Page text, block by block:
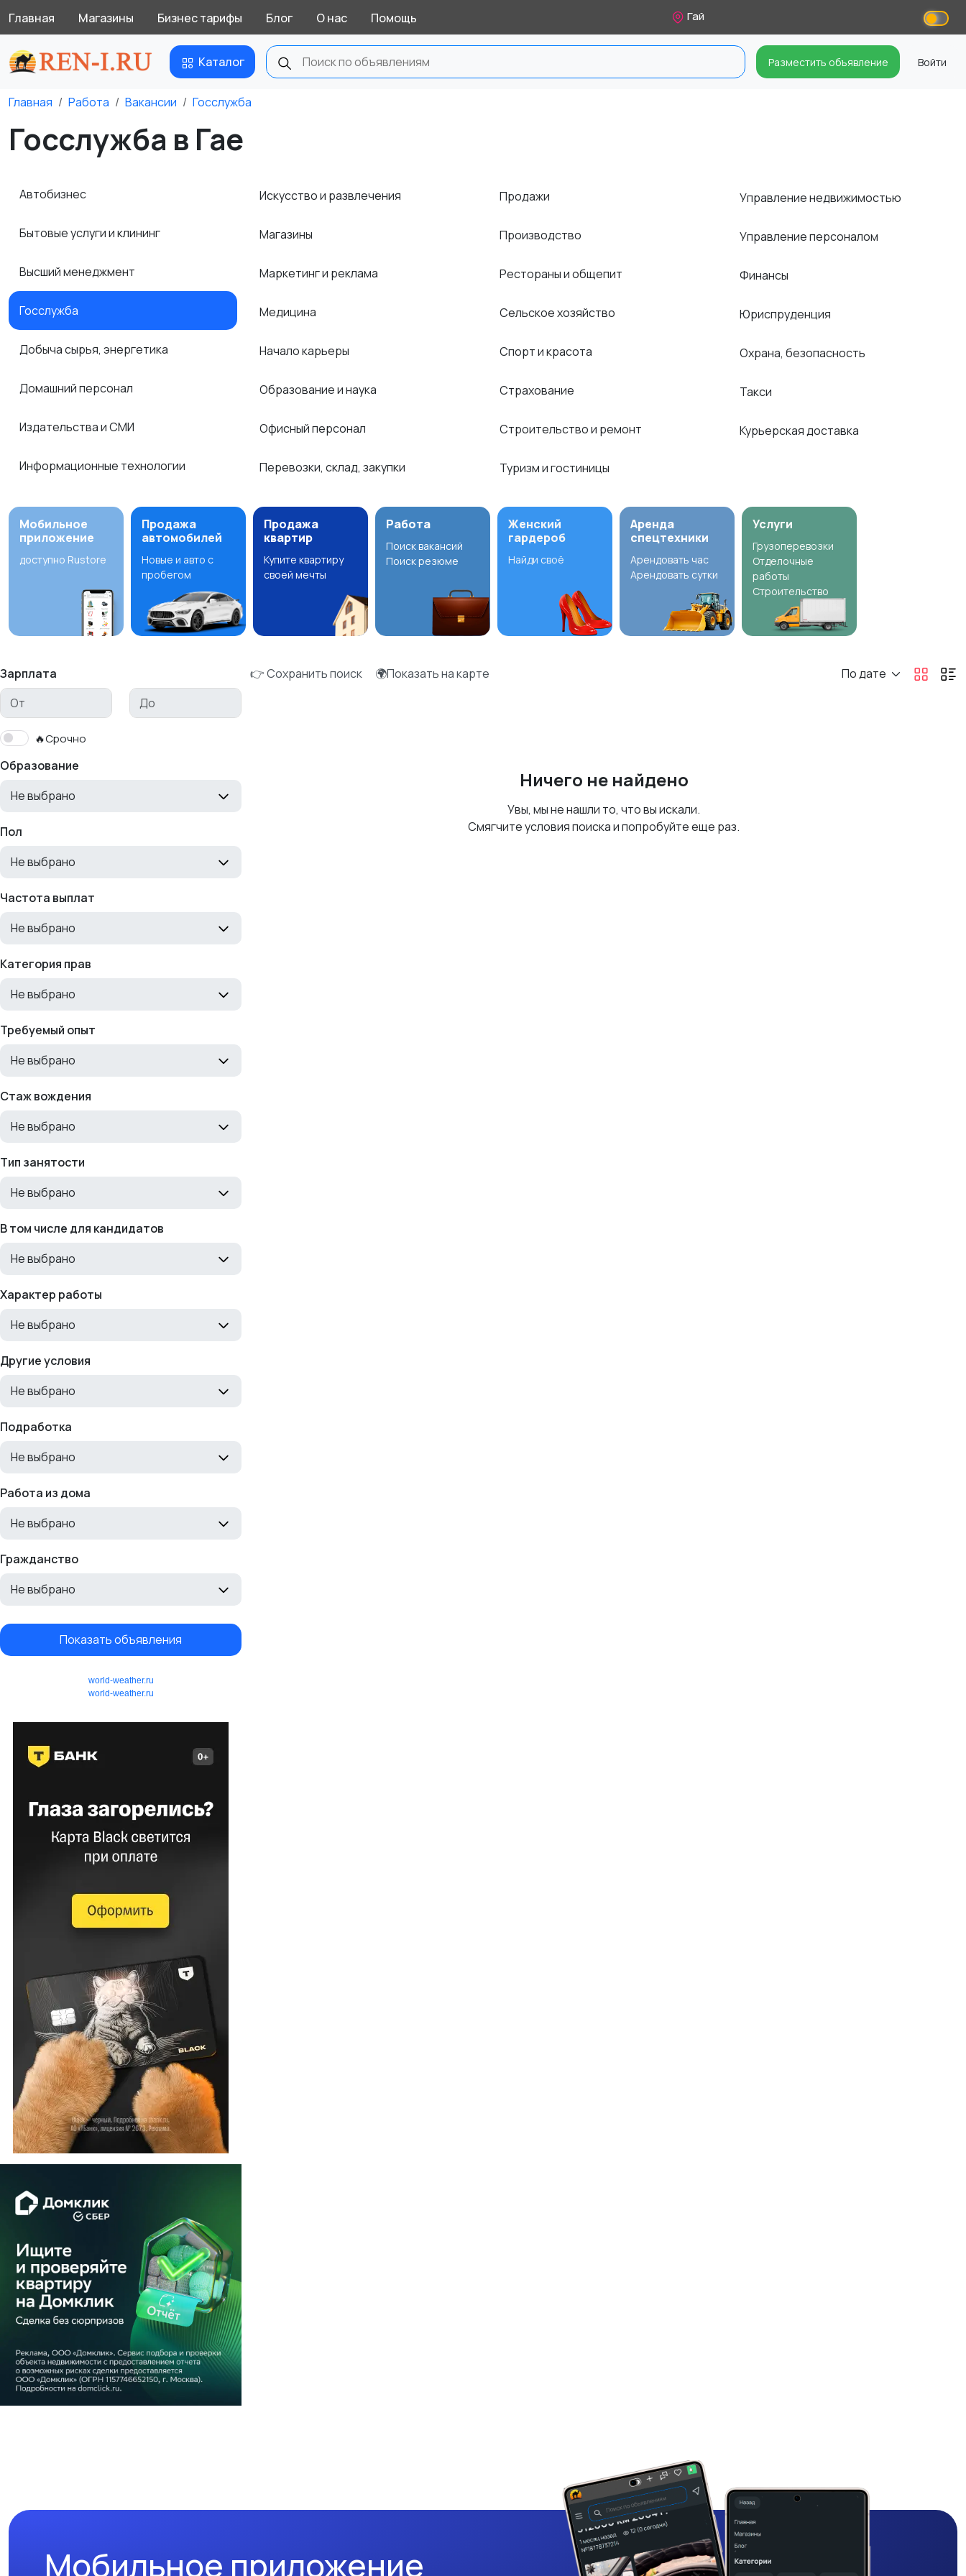
Главная Магазины Бизнес тарифы Блог О нас Помощь Гай
Каталог Разместить объявление Войти
Главная Работа Вакансии Госслужба
Госслужба в Гае
Автобизнес
Бытовые услуги и клининг
Высший менеджмент
Госслужба
Добыча сырья, энергетика
Домашний персонал
Издательства и СМИ
Информационные технологии
Искусство и развлечения
Магазины
Маркетинг и реклама
Медицина
Начало карьеры
Образование и наука
Офисный персонал
Перевозки, склад, закупки
Продажи
Производство
Рестораны и общепит
Сельское хозяйство
Спорт и красота
Страхование
Строительство и ремонт
Туризм и гостиницы
Управление недвижимостью
Управление персоналом
Финансы
Юриспруденция
Охрана, безопасность
Такси
Курьерская доставка
Мобильное
приложение
доступно Rustore
Продажа
автомобилей
Новые и авто с
пробегом
Продажа
квартир
Купите квартиру
своей мечты
Работа
Поиск вакансий
Поиск резюме
Женский
гардероб
Найди своё
Аренда
спецтехники
Арендовать час
Арендовать сутки
Услуги
Грузоперевозки
Отделочные
работы
Строительство
Зарплата
🔥Срочно
Образование
Не выбрано
Пол
Не выбрано
Частота выплат
Не выбрано
Категория прав
Не выбрано
Требуемый опыт
Не выбрано
Стаж вождения
Не выбрано
Тип занятости
Не выбрано
В том числе для кандидатов
Не выбрано
Характер работы
Не выбрано
Другие условия
Не выбрано
Подработка
Не выбрано
Работа из дома
Не выбрано
Гражданство
Не выбрано
Показать объявления
world-weather.ru
world-weather.ru
👉 Сохранить поиск 🌍Показать на карте По дате
Ничего не найдено
Увы, мы не нашли то, что вы искали.
Смягчите условия поиска и попробуйте еще раз.
Мобильное приложение